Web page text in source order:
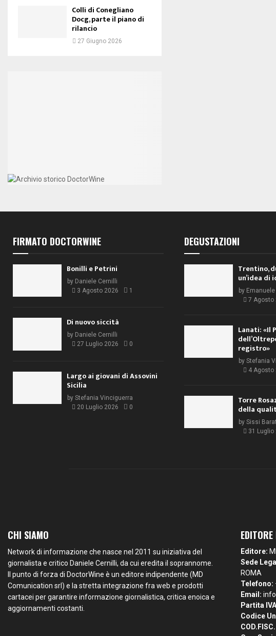
Colli di Conegliano
Docg, parte il piano di
rilancio
27 Giugno 2026
FIRMATO DOCTORWINE
Bonilli e Petrini
by Daniele Cernilli
3 Agosto 2026
1
Di nuovo siccità
by Daniele Cernilli
27 Luglio 2026
0
Largo ai giovani di Assovini
Sicilia
by Stefania Vinciguerra
20 Luglio 2026
0
DEGUSTAZIONI
Trentino,
un’idea di
by
7 Agosto
Lanati: «Il
registro»
by Stefania
4 Agosto
Torre
della
by Sissi
31 Luglio
CHI SIAMO
Network di informazione che nasce nel 2011 su iniziativa del
giornalista e critico Daniele Cernilli, da cui eredita il soprannome.
Il punto di forza di DoctorWine è un editore indipendente (MD
Comunication srl) e la stretta integrazione fra web e prodotti
cartacei per garantire informazione giornalistica, critica enoica e
aggiornamenti costanti.
Editore:
Sede
ROMA
Telefono:
Email:
Partita
Codice